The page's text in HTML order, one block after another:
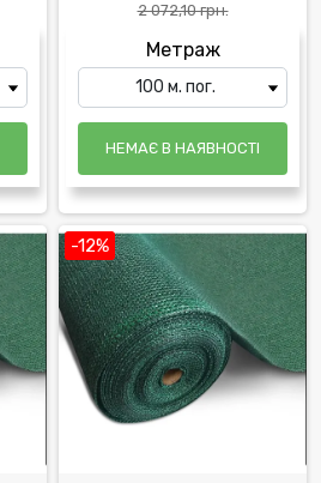
2 072,10 грн.
Метраж
НЕМАЄ В НАЯВНОСТІ
-12%